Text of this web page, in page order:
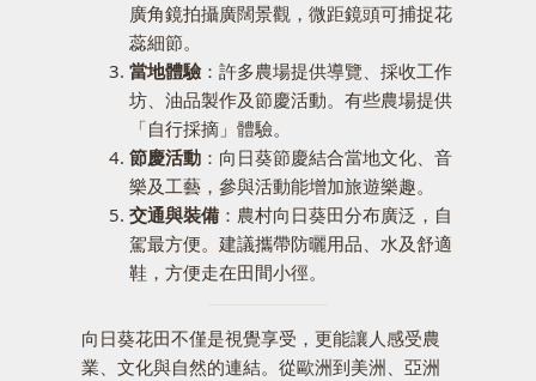
廣角鏡拍攝廣闊景觀，微距鏡頭可捕捉花
蕊細節。
當地體驗：許多農場提供導覽、採收工作
坊、油品製作及節慶活動。有些農場提供
「自行採摘」體驗。
節慶活動 ：向日葵節慶結合當地文化、音
樂及工藝，參與活動能增加旅遊樂趣。
交通與裝備 ：農村向日葵田分布廣泛，自
駕最方便。建議攜帶防曬用品、水及舒適
鞋，方便走在田間小徑。
向日葵花田不僅是視覺享受，更能讓人感受農
業、文化與自然的連結。從歐洲到美洲、亞洲